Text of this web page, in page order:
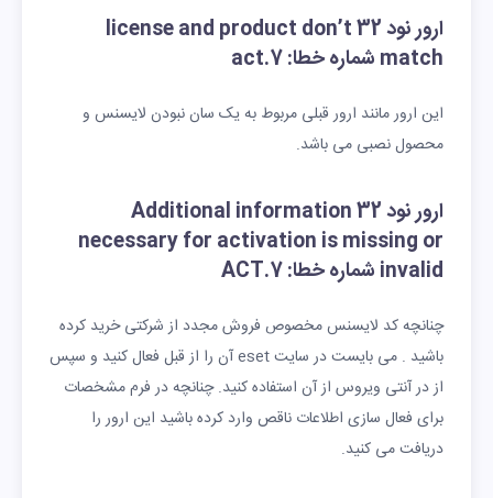
ارور نود 32 license and product don’t
match شماره خطا: act.7
این ارور مانند ارور قبلی مربوط به یک سان نبودن لایسنس و
محصول نصبی می باشد.
ارور نود 32 Additional information
necessary for activation is missing or
invalid شماره خطا: ACT.7
چنانچه کد لایسنس مخصوص فروش مجدد از شرکتی خرید کرده
باشید . می بایست در سایت eset آن را از قبل فعال کنید و سپس
از در آنتی ویروس از آن استفاده کنید. چنانچه در فرم مشخصات
برای فعال سازی اطلاعات ناقص وارد کرده باشید این ارور را
دریافت می کنید.